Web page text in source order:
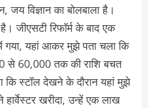
विज्ञान का बोलबाला है।
जीएसटी रिफॉर्म के बाद एक
यहां आकर मुझे पता चला कि
से 60,000 तक की राशि बचत
कि स्टॉल देखने के दौरान यहां मुझे
हार्वेस्टर खरीदा, उन्हें एक लाख